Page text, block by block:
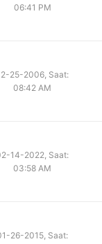
06:41 PM
25-2006, Saat:
08:42 AM
14-2022, Saat:
03:58 AM
26-2015, Saat: